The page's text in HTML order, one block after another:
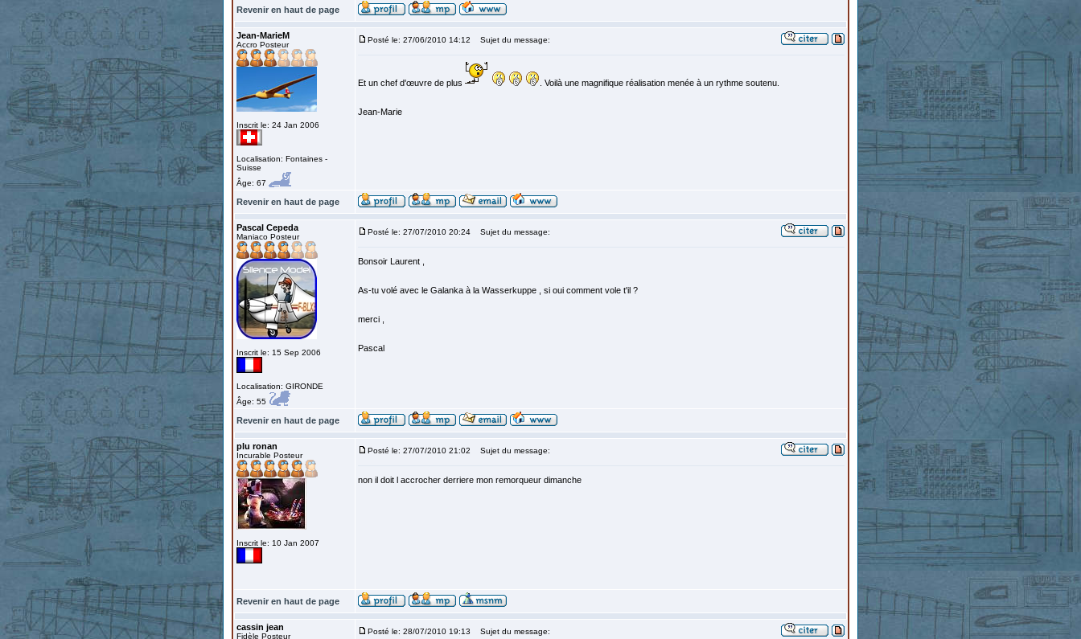
Revenir en haut de page
Jean-MarieM
Accro Posteur
Inscrit le: 24 Jan 2006
Localisation: Fontaines -
Suisse
Âge: 67
Posté le: 27/06/2010 14:12 Sujet du message:
Et un chef d'œuvre de plus . Voilà une magnifique réalisation menée à un rythme soutenu.
Jean-Marie
Revenir en haut de page
Pascal Cepeda
Maniaco Posteur
Inscrit le: 15 Sep 2006
Localisation: GIRONDE
Âge: 55
Posté le: 27/07/2010 20:24 Sujet du message:
Bonsoir Laurent ,
As-tu volé avec le Galanka à la Wasserkuppe , si oui comment vole t'il ?
merci ,
Pascal
Revenir en haut de page
plu ronan
Incurable Posteur
Inscrit le: 10 Jan 2007
Posté le: 27/07/2010 21:02 Sujet du message:
non il doit l accrocher derriere mon remorqueur dimanche
Revenir en haut de page
cassin jean
Fidèle Posteur
Posté le: 28/07/2010 19:13 Sujet du message: